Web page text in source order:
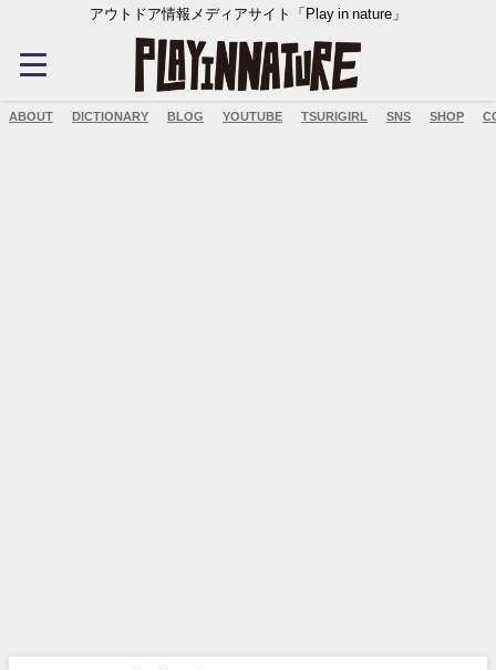
アウトドア情報メディアサイト「Play in nature」
ABOUT DICTIONARY BLOG YOUTUBE TSURIGIRL SNS SHOP